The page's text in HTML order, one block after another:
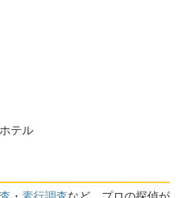
テル